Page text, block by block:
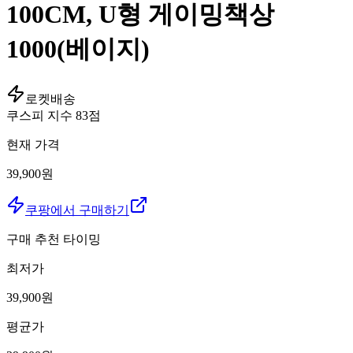
100CM, U형 게이밍책상
1000(베이지)
로켓배송
쿠스피 지수 83점
현재 가격
39,900원
쿠팡에서 구매하기
구매 추천 타이밍
최저가
39,900원
평균가